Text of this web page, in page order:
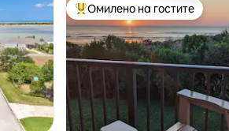
гостите“ Меѓу најуспешните „Омилени
Омилено на гостите